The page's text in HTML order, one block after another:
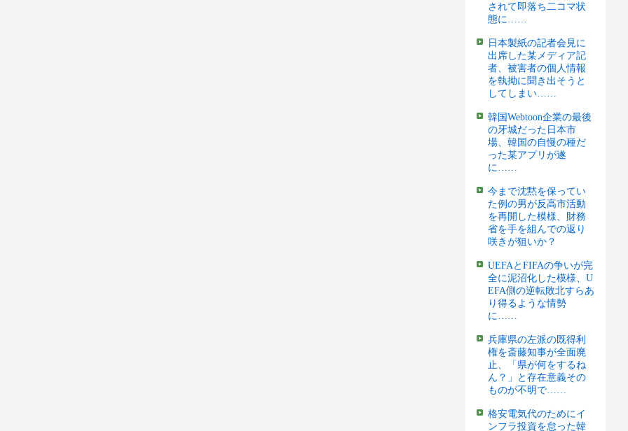
されて即落ち二コマ状
態に……
日本製紙の記者会見に
出席した某メディア記
者、被害者の個人情報
を執拗に聞き出そうと
してしまい……
韓国Webtoon企業の最後
の牙城だった日本市
場、韓国の自慢の種だ
った某アプリが遂
に……
今まで沈黙を保ってい
た例の男が反高市活動
を再開した模様、財務
省を手を組んでの返り
咲きが狙いか？
UEFAとFIFAの争いが完
全に泥沼化した模様、U
EFA側の逆転敗北すらあ
り得るような情勢
に……
兵庫県の左派の既得利
権を斎藤知事が全面廃
止、「県が何をするね
ん？」と存在意義その
ものが不明で……
格安電気代のためにイ
ンフラ投資を怠った韓